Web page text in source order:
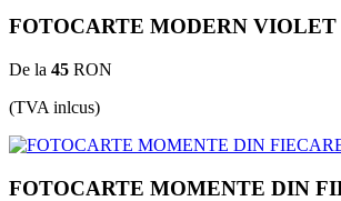
FOTOCARTE MODERN VIOLET
De la 45 RON
(TVA inlcus)
FOTOCARTE MOMENTE DIN